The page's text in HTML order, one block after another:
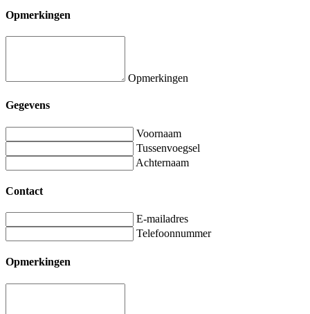
Opmerkingen
Opmerkingen
Gegevens
Voornaam
Tussenvoegsel
Achternaam
Contact
E-mailadres
Telefoonnummer
Opmerkingen